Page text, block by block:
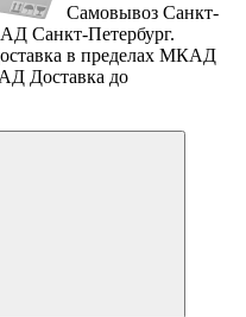
Самовывоз Санкт-
Санкт-Петербург.
в пределах МКАД
Доставка до